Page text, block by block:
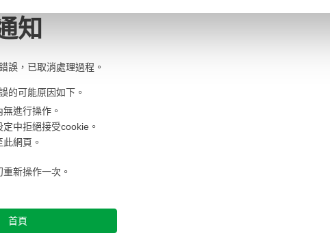
知
誤，已取消處理過程。
的可能原因如下。
進行操作。
中拒絕接受cookie。
網頁。
新操作一次。
首頁